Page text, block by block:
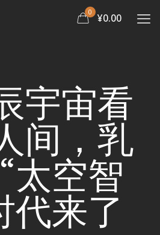
0 ¥0.00
宇宙看
间，乳
太空智
代来了